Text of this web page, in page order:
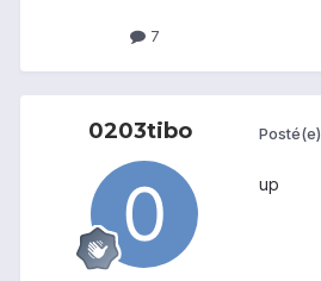
7
0203tibo Posté(e)
up